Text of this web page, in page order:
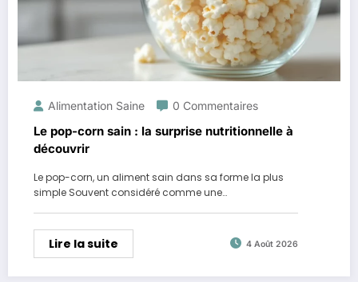
Alimentation Saine 0 Commentaires
Le pop-corn sain : la surprise nutritionnelle à
découvrir
Le pop-corn, un aliment sain dans sa forme la plus
simple Souvent considéré comme une…
Lire la suite 4 Août 2026